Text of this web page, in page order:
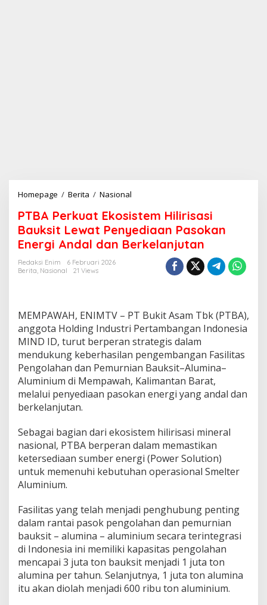
Homepage / Berita / Nasional
B
A
P
e
E
k
o
s
i
s
e
m
l
r
i
s
i
B
a
u
k
s
t
L
PTBA Perkuat Ekosistem Hilirisasi
Bauksit Lewat Penyediaan Pasokan
Energi Andal dan Berkelanjutan
Redaksi Enim
6 Februari 2026
Berita, Nasional 21 Views
MEMPAWAH, ENIMTV – PT Bukit Asam Tbk (PTBA),
anggota Holding Industri Pertambangan Indonesia
MIND ID, turut berperan strategis dalam
mendukung keberhasilan pengembangan Fasilitas
Pengolahan dan Pemurnian Bauksit–Alumina–
Aluminium di Mempawah, Kalimantan Barat,
melalui penyediaan pasokan energi yang andal dan
berkelanjutan.
Sebagai bagian dari ekosistem hilirisasi mineral
nasional, PTBA berperan dalam memastikan
ketersediaan sumber energi (Power Solution)
untuk memenuhi kebutuhan operasional Smelter
Aluminium.
Fasilitas yang telah menjadi penghubung penting
dalam rantai pasok pengolahan dan pemurnian
bauksit – alumina – aluminium secara terintegrasi
di Indonesia ini memiliki kapasitas pengolahan
mencapai 3 juta ton bauksit menjadi 1 juta ton
alumina per tahun. Selanjutnya, 1 juta ton alumina
itu akan diolah menjadi 600 ribu ton aluminium.